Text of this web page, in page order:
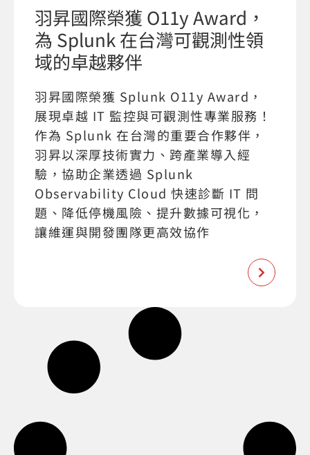
羽昇國際榮獲 O11y Award，
為 Splunk 在台灣可觀測性領
域的卓越夥伴
羽昇國際榮獲 Splunk O11y Award，
展現卓越 IT 監控與可觀測性專業服務！
作為 Splunk 在台灣的重要合作夥伴，
羽昇以深厚技術實力、跨產業導入經
驗，協助企業透過 Splunk
Observability Cloud 快速診斷 IT 問
題、降低停機風險、提升數據可視化，
讓維運與開發團隊更高效協作